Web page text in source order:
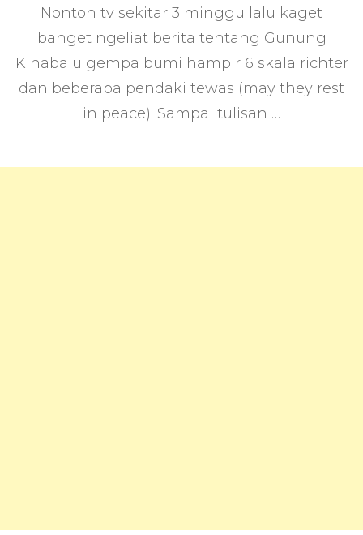
Out
Jalan-
jalan
Gunung
Kinabalu
Nonton tv sekitar 3 minggu lalu kaget
banget ngeliat berita tentang Gunung
Kinabalu gempa bumi hampir 6 skala richter
dan beberapa pendaki tewas (may they rest
in peace). Sampai tulisan …